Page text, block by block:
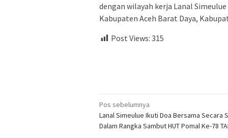
dengan wilayah kerja Lanal
Kabupaten Aceh Barat Daya,
Post Views: 315
Navigasi
pos
Pos sebelumnya
Lanal Simeulue Ikuti Doa Bersama Secara
Dalam Rangka Sambut HUT Pomal Ke-78